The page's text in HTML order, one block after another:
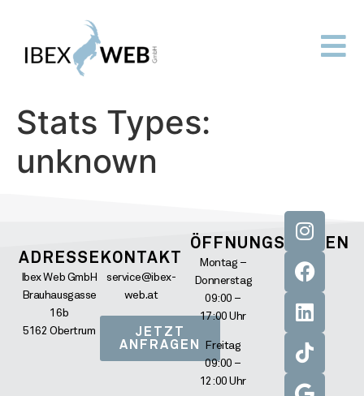
Stats Types:
unknown
ADRESSE
Ibex Web GmbH
Brauhausgasse
16b
5162 Obertrum
KONTAKT
service@ibex-
web.at
JETZT
ANFRAGEN
ÖFFNUNGSZEITEN
Montag –
Donnerstag
09:00 –
17:00 Uhr
Freitag
09:00 –
12:00 Uhr